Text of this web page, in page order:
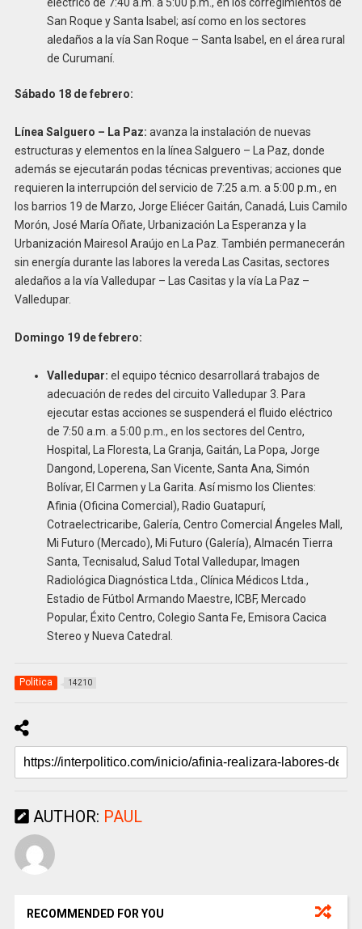
eléctrico de 7:40 a.m. a 5:00 p.m., en los corregimientos de
San Roque y Santa Isabel; así como en los sectores
aledaños a la vía San Roque – Santa Isabel, en el área rural
de Curumaní.
Sábado 18 de febrero:
Línea Salguero – La Paz: avanza la instalación de nuevas
estructuras y elementos en la línea Salguero – La Paz, donde
además se ejecutarán podas técnicas preventivas; acciones que
requieren la interrupción del servicio de 7:25 a.m. a 5:00 p.m., en
los barrios 19 de Marzo, Jorge Eliécer Gaitán, Canadá, Luis Camilo
Morón, José María Oñate, Urbanización La Esperanza y la
Urbanización Mairesol Araújo en La Paz. También permanecerán
sin energía durante las labores la vereda Las Casitas, sectores
aledaños a la vía Valledupar – Las Casitas y la vía La Paz –
Valledupar.
Domingo 19 de febrero:
Valledupar: el equipo técnico desarrollará trabajos de
adecuación de redes del circuito Valledupar 3. Para
ejecutar estas acciones se suspenderá el fluido eléctrico
de 7:50 a.m. a 5:00 p.m., en los sectores del Centro,
Hospital, La Floresta, La Granja, Gaitán, La Popa, Jorge
Dangond, Loperena, San Vicente, Santa Ana, Simón
Bolívar, El Carmen y La Garita. Así mismo los Clientes:
Afinia (Oficina Comercial), Radio Guatapurí,
Cotraelectricaribe, Galería, Centro Comercial Ángeles Mall,
Mi Futuro (Mercado), Mi Futuro (Galería), Almacén Tierra
Santa, Tecnisalud, Salud Total Valledupar, Imagen
Radiológica Diagnóstica Ltda., Clínica Médicos Ltda.,
Estadio de Fútbol Armando Maestre, ICBF, Mercado
Popular, Éxito Centro, Colegio Santa Fe, Emisora Cacica
Stereo y Nueva Catedral.
Politica 14210
AUTHOR: PAUL
RECOMMENDED FOR YOU